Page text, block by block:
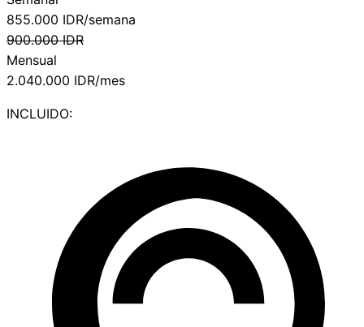
855.000 IDR/semana
900.000 IDR
Mensual
2.040.000 IDR/mes
INCLUIDO: